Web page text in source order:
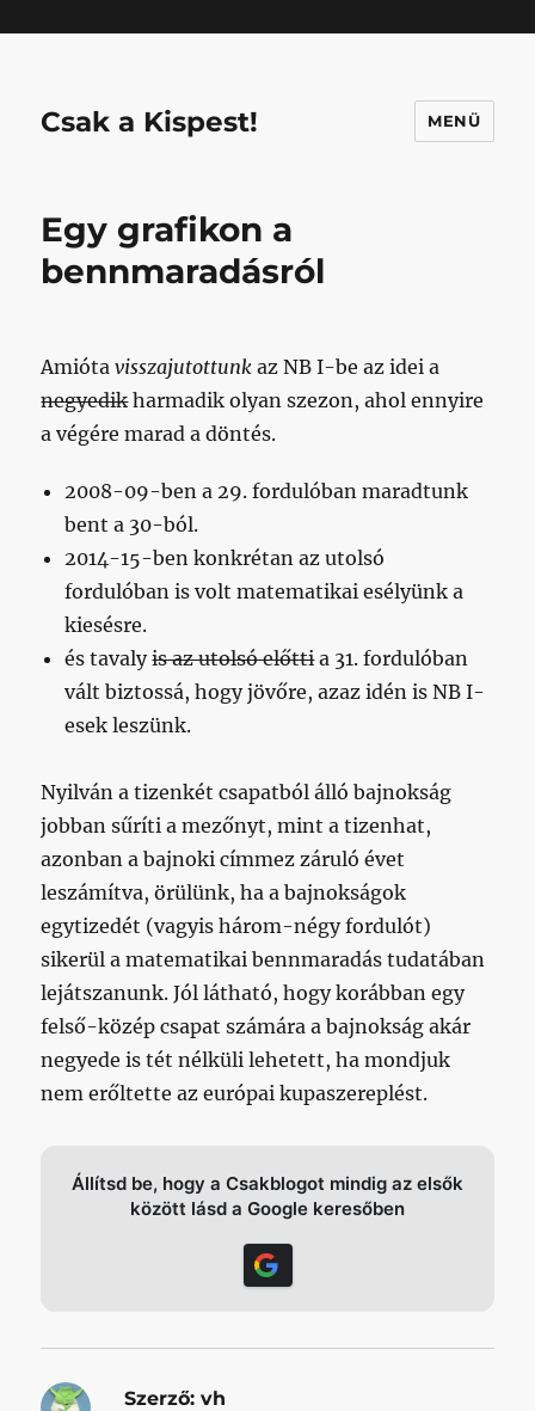
Csak a Kispest! MENÜ
Egy grafikon a
bennmaradásról
Amiótavisszajutottunk az NB I-be az idei a
negyedikharmadik olyan szezon, ahol ennyire
a végére marad a döntés.
2008-09-ben a 29. fordulóban maradtunk
bent a 30-ból.
2014-15-ben konkrétan az utolsó
fordulóban is volt matematikai esélyünk a
kiesésre.
és tavalyis az utolsó előttia 31. fordulóban
vált biztossá, hogy jövőre, azaz idén is NB I-
esek leszünk.
Nyilván a tizenkét csapatból álló bajnokság
jobban sűríti a mezőnyt, mint a tizenhat,
azonban a bajnoki címmez záruló évet
leszámítva, örülünk, ha a bajnokságok
egytizedét (vagyis három-négy fordulót)
sikerül a matematikai bennmaradás tudatában
lejátszanunk. Jól látható, hogy korábban egy
felső-közép csapat számára a bajnokság akár
negyede is tét nélküli lehetett, ha mondjuk
nem erőltette az európai kupaszereplést.
Állítsd be, hogy a Csakblogot mindig az elsők
között lásd a Google keresőben
Szerző: vh